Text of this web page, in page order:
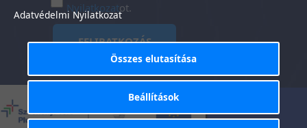
Nyilatkozatot.
FELIRATKOZÁS
Általános Szerződési
Feltételek
-
tájékoztató
Adatvédelmi Nyilatkozat
Összes elutasítása
Beállítások